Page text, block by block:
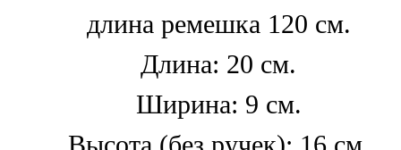
длина ремешка 120 см.
Длина: 20 см.
Ширина: 9 см.